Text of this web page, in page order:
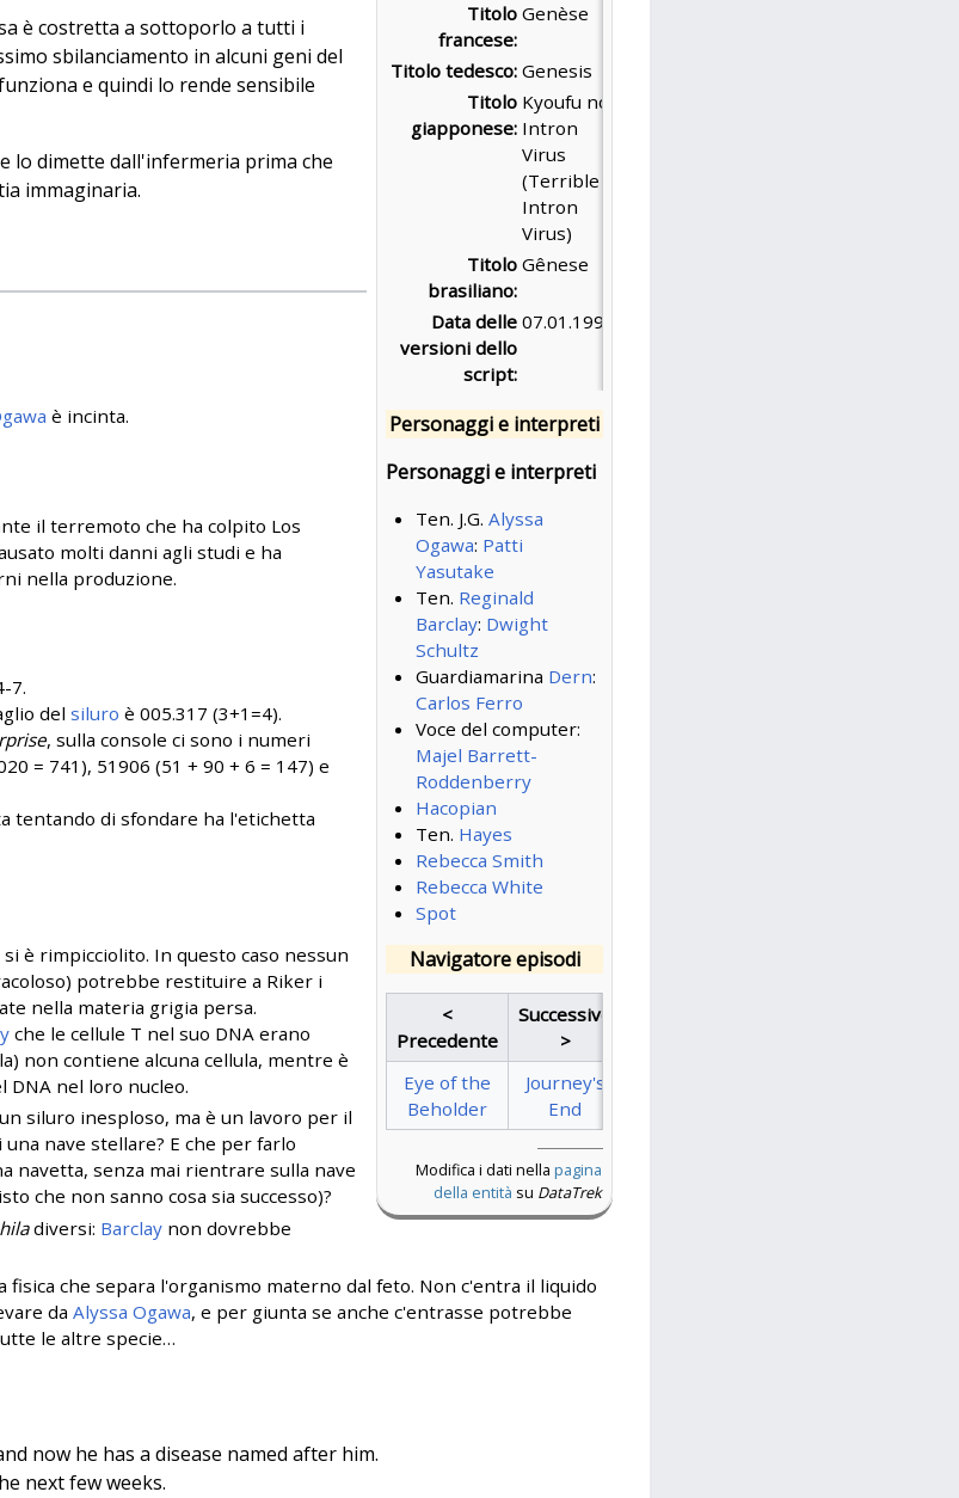
Titolo
francese:
Genèse
Titolo tedesco: Genesis
Titolo
giapponese:
Kyoufu no
Intron
Virus
(Terrible
Intron
Virus)
Titolo
brasiliano:
Gênese
Data delle
versioni dello
script:
07.01.1994
Personaggi e interpreti
Personaggi e interpreti
Ten. J.G. Alyssa
Ogawa: Patti
Yasutake
Ten. Reginald
Barclay: Dwight
Schultz
Guardiamarina Dern:
Carlos Ferro
Voce del computer:
Majel Barrett-
Roddenberry
Hacopian
Ten. Hayes
Rebecca Smith
Rebecca White
Spot
Navigatore episodi
<
Precedente
Successivo
>
Eye of the
Beholder
Journey's
End
Modifica i dati nella pagina
della entità su DataTrek
è costretta a sottoporlo a tutti i
sbilanciamento in alcuni geni del
e quindi lo rende sensibile
lo dimette dall'infermeria prima che
immaginaria.
è incinta.
il terremoto che ha colpito Los
molti danni agli studi e ha
nella produzione.
7.
del siluro è 005.317 (3+1=4).
, sulla console ci sono i numeri
= 741), 51906 (51 + 90 + 6 = 147) e
tentando di sfondare ha l'etichetta
è rimpicciolito. In questo caso nessun
potrebbe restituire a Riker i
nella materia grigia persa.
che le cellule T nel suo DNA erano
non contiene alcuna cellula, mentre è
DNA nel loro nucleo.
siluro inesploso, ma è un lavoro per il
nave stellare? E che per farlo
navetta, senza mai rientrare sulla nave
che non sanno cosa sia successo)?
diversi: Barclaynon dovrebbe
che separa l'organismo materno dal feto. Non c'entra il liquido
da Alyssa Ogawa, e per giunta se anche c'entrasse potrebbe
le altre specie…
now he has a disease named after him.
next few weeks.